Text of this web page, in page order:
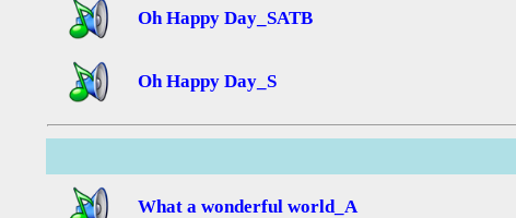
Oh Happy Day_SATB
Oh Happy Day_S
What a wonderful world_A